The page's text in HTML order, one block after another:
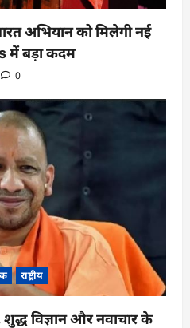
अभियान को मिलेगी नई
में बड़ा कदम
0
राष्ट्रीय
शुद्ध विज्ञान और नवाचार के